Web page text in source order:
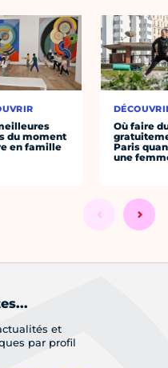
du moment
en famille
Où faire
Paris
une
et
par profil